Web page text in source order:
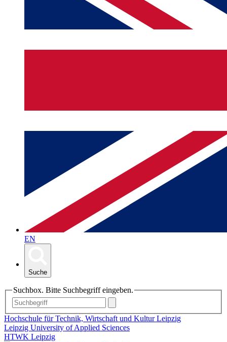
EN
Suche
Suchbox. Bitte Suchbegriff eingeben.
Hochschule für Technik, Wirtschaft und Kultur Leipzig
Leipzig University of Applied Sciences
HTWK Leipzig